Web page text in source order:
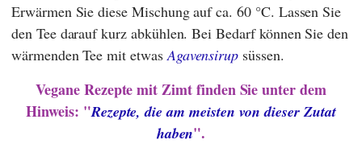
Erwärmen Sie diese Mischung auf ca. 60 °C. Lassen Sie
den Tee darauf kurz abkühlen. Bei Bedarf können Sie den
wärmenden Tee mit etwas Agavensirup süssen.
Vegane Rezepte mit Zimt finden Sie unter dem
Hinweis: "Rezepte, die am meisten von dieser Zutat
haben".